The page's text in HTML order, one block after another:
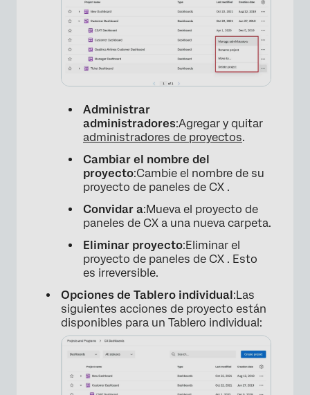
Administrar
administradores:Agregar y quitar
administradores de proyectos.
Cambiar el nombre del
proyecto:Cambie el nombre de su
proyecto de paneles de CX .
Convidar a:Mueva el proyecto de
paneles de CX a una nueva carpeta.
Eliminar proyecto:Eliminar el
proyecto de paneles de CX . Esto
es irreversible.
Opciones de Tablero individual:Las
siguientes acciones de proyecto están
disponibles para un Tablero individual: